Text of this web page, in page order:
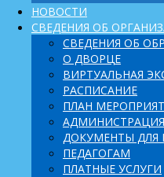
НОВОСТИ
СВЕДЕНИЯ ОБ
СВЕДЕНИЯ ОБ
О ДВОРЦЕ
ВИРТУАЛЬНАЯ
РАСПИСАНИЕ
ПЛАН
АДМИНИСТРАЦИЯ
ДОКУМЕНТЫ ДЛЯ
ПЕДАГОГАМ
ПЛАТНЫЕ УСЛУГИ